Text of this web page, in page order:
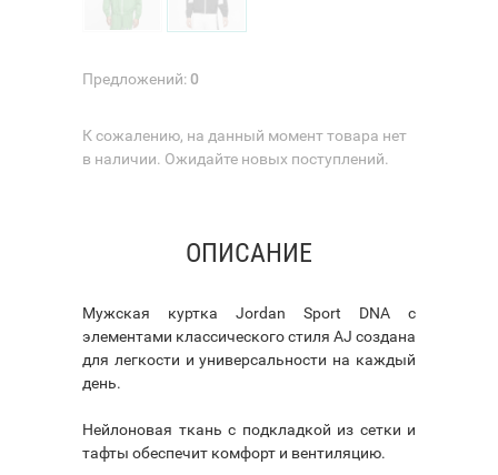
Предложений:0
К сожалению, на данный момент товара нет
в наличии. Ожидайте новых поступлений.
ОПИСАНИЕ
Мужская куртка Jordan Sport DNA с
элементами классического стиля AJ создана
для легкости и универсальности на каждый
день.
Нейлоновая ткань с подкладкой из сетки и
тафты обеспечит комфорт и вентиляцию.